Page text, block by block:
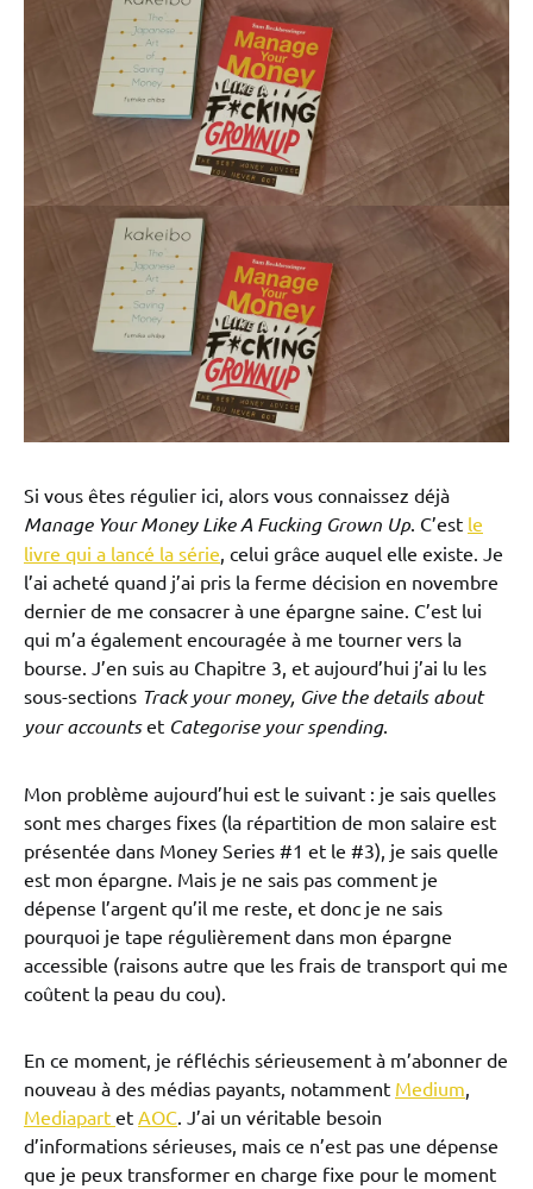
Si vous êtes régulier ici, alors vous connaissez déjà
Manage Your Money Like A Fucking Grown Up. C’est le
livre qui a lancé la série, celui grâce auquel elle existe. Je
l’ai acheté quand j’ai pris la ferme décision en novembre
dernier de me consacrer à une épargne saine. C’est lui
qui m’a également encouragée à me tourner vers la
bourse. J’en suis au Chapitre 3, et aujourd’hui j’ai lu les
sous-sections Track your money, Give the details about
your accountset Categorise your spending.
Mon problème aujourd’hui est le suivant : je sais quelles
sont mes charges fixes (la répartition de mon salaire est
présentée dans Money Series #1 et le #3), je sais quelle
est mon épargne. Mais je ne sais pas comment je
dépense l’argent qu’il me reste, et donc je ne sais
pourquoi je tape régulièrement dans mon épargne
accessible (raisons autre que les frais de transport qui me
coûtent la peau du cou).
En ce moment, je réfléchis sérieusement à m’abonner de
nouveau à des médias payants, notamment Medium,
Mediapart et AOC. J’ai un véritable besoin
d’informations sérieuses, mais ce n’est pas une dépense
que je peux transformer en charge fixe pour le moment